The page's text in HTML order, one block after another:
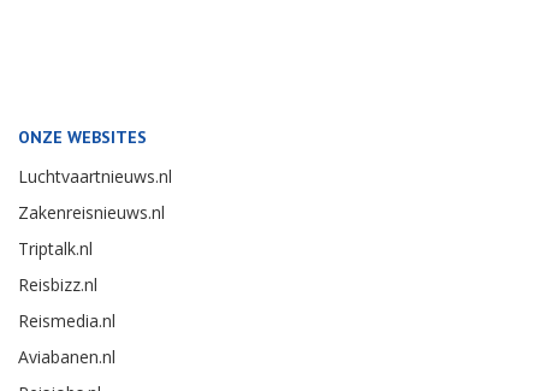
ONZE WEBSITES
Luchtvaartnieuws.nl
Zakenreisnieuws.nl
Triptalk.nl
Reisbizz.nl
Reismedia.nl
Aviabanen.nl